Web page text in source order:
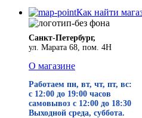
Как найти
Санкт-Петербург,
ул. Марата 68, пом. 4Н
О магазине
Работаем пн, вт, чт, пт, вс:
с 12:00 до 19:00 часов
самовывоз с 12:00 до 18:30
Выходной среда, суббота.